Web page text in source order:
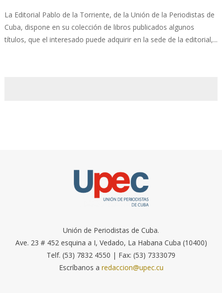
La Editorial Pablo de la Torriente, de la Unión de la Periodistas de
Cuba, dispone en su colección de libros publicados algunos
títulos, que el interesado puede adquirir en la sede de la editorial,...
Unión de Periodistas de Cuba.
Ave. 23 # 452 esquina a I, Vedado, La Habana Cuba (10400)
Telf. (53) 7832 4550 | Fax: (53) 7333079
Escríbanos a redaccion@upec.cu